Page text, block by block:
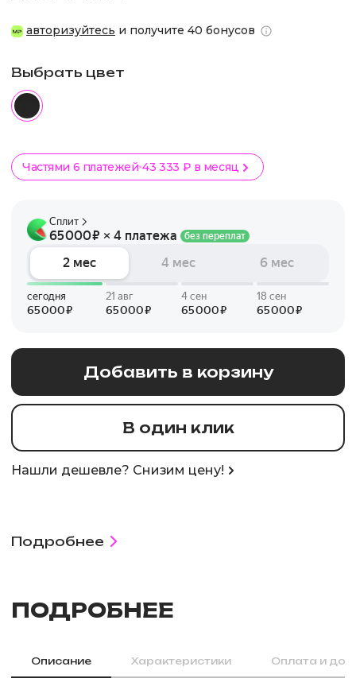
авторизуйтесь и получите 40 бонусов
Выбрать цвет
Частями 6 платежей 43 333 ₽ в месяц
Добавить в корзину
В один клик
Нашли дешевле? Снизим цену!
Подробнее
ПОДРОБНЕЕ
Описание Характеристики Оплата и